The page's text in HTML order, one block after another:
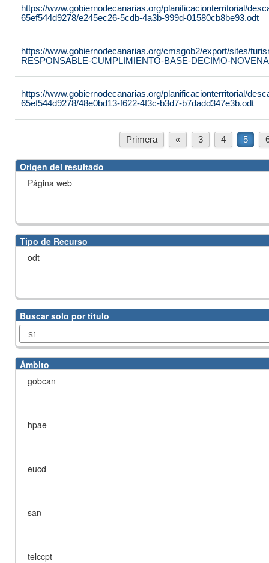
https://www.gobiernodecanarias.org/planificacionterritorial/
65ef544d9278/e245ec26-5cdb-4a3b-999d-01580cb8be93.odt
https://www.gobiernodecanarias.org/cmsgob2/export/sites/
RESPONSABLE-CUMPLIMIENTO-BASE-DECIMO-
https://www.gobiernodecanarias.org/planificacionterritorial/
65ef544d9278/48e0bd13-f622-4f3c-b3d7-b7dadd347e3b.odt
Primera « 3 4 5
Origen del resultado
Página web
Tipo de Recurso
odt
Buscar solo por título
Ámbito
gobcan
hpae
eucd
san
telccpt